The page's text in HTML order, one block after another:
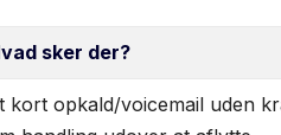
sker der?
kort opkald/voicemail uden